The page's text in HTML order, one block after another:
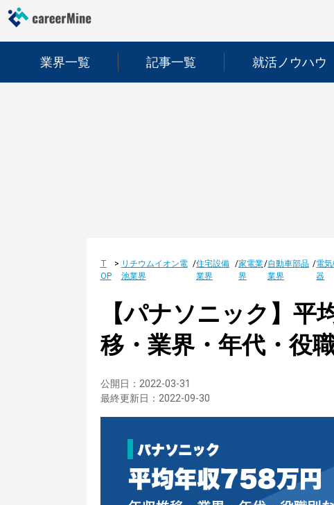
業界一覧 記事一覧 就活ノウハウ
T
OP
> リチウムイオン電
池業界
/住宅設備
業界
/家電業
界
/自動車部品
業界
/電
器
【パナソニック】平
移・業界・年代・役
公開日： 2022-03-31
最終更新日： 2022-09-30